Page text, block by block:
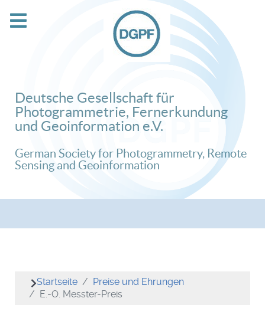
Deutsche Gesellschaft für
Photogrammetrie, Fernerkundung
und Geoinformation e.V.
German Society for Photogrammetry, Remote
Sensing and Geoinformation
Startseite
Preise und Ehrungen
E.-O. Messter-Preis